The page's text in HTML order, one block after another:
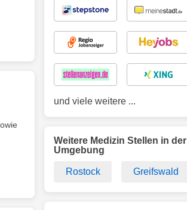
und viele weitere ...
Weitere Medizin Stellen in der
Umgebung
Rostock Greifswald